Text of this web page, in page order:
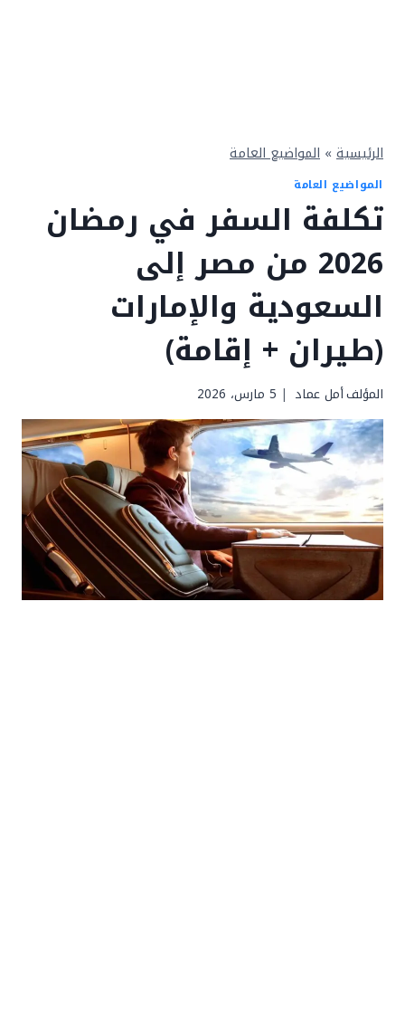
الرئيسية » المواضيع العامة
المواضيع العامة
تكلفة السفر في رمضان
2026 من مصر إلى
السعودية والإمارات
(طيران + إقامة)
المؤلفأمل عماد 5 مارس، 2026